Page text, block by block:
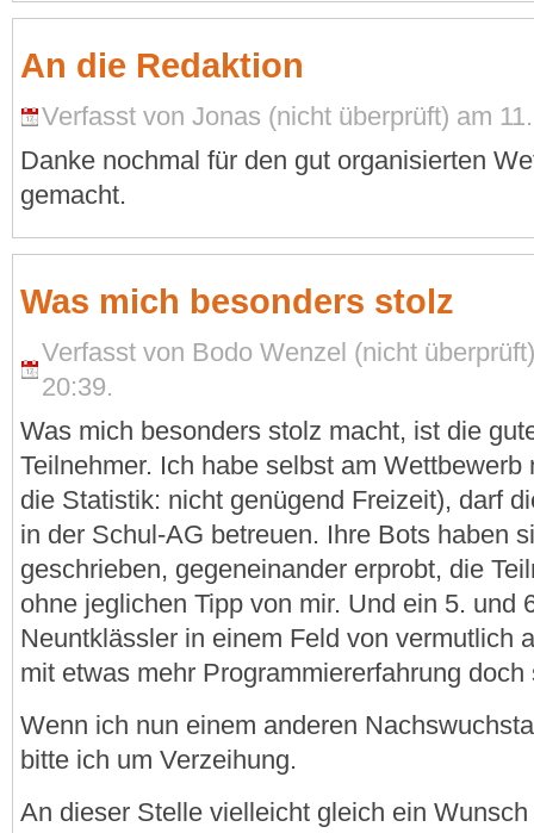
An die Redaktion
Verfasst von Jonas (nicht überprüft) am
Danke nochmal für den gut organisierten
gemacht.
Was mich besonders stolz
Verfasst von Bodo Wenzel (nicht
20:39.
Was mich besonders stolz macht, ist die
Teilnehmer. Ich habe selbst am
die Statistik: nicht genügend Freizeit), darf
in der Schul-AG betreuen. Ihre Bots haben
geschrieben, gegeneinander erprobt, die
ohne jeglichen Tipp von mir. Und ein 5. und
Neuntklässler in einem Feld von vermutlich
mit etwas mehr Programmiererfahrung
Wenn ich nun einem anderen
bitte ich um Verzeihung.
An dieser Stelle vielleicht gleich ein